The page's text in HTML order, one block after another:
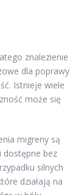
znalezienie
dla poprawy
Istnieje wiele
może się
migreny są
dostępne bez
silnych
działają na